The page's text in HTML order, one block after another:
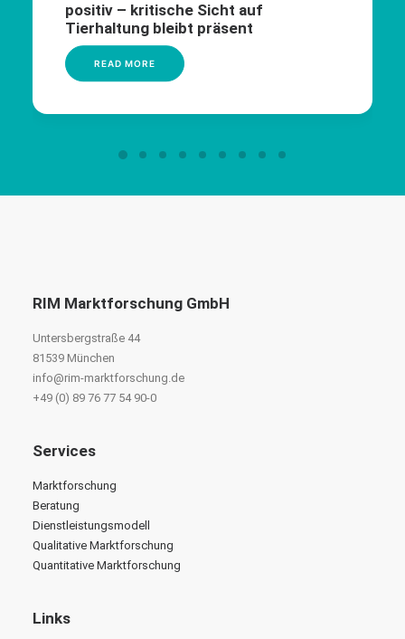
positiv – kritische Sicht auf
Tierhaltung bleibt präsent
READ MORE
RIM Marktforschung GmbH
Untersbergstraße 44
81539 München
info@rim-marktforschung.de
+49 (0) 89 76 77 54 90-0
Services
Marktforschung
Beratung
Dienstleistungsmodell
Qualitative Marktforschung
Quantitative Marktforschung
Links